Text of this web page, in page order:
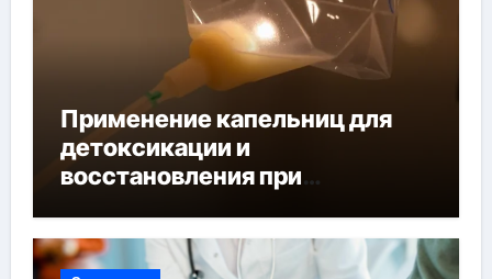
Применение капельниц для
детоксикации и
восстановления при